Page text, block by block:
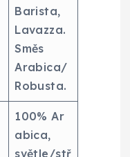
Barista,
Lavazza.
Směs
Arabica/
Robusta.
100% Ar
abica,
světle/stř